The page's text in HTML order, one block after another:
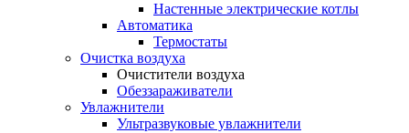
Настенные электрические котлы
Автоматика
Термостаты
Очистка воздуха
Очистители воздуха
Обеззараживатели
Увлажнители
Ультразвуковые увлажнители